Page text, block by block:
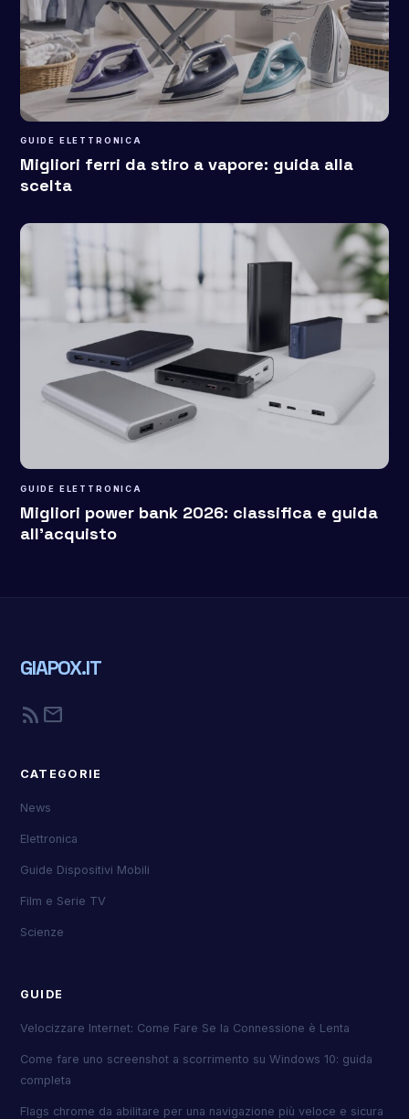
GUIDE ELETTRONICA
Migliori ferri da stiro a vapore: guida alla
scelta
GUIDE ELETTRONICA
Migliori power bank 2026: classifica e guida
all’acquisto
GIAPOX.IT
rss_feed mail
CATEGORIE
News
Elettronica
Guide Dispositivi Mobili
Film e Serie TV
Scienze
GUIDE
Velocizzare Internet: Come Fare Se la Connessione è Lenta
Come fare uno screenshot a scorrimento su Windows 10: guida
completa
Flags chrome da abilitare per una navigazione più veloce e sicura